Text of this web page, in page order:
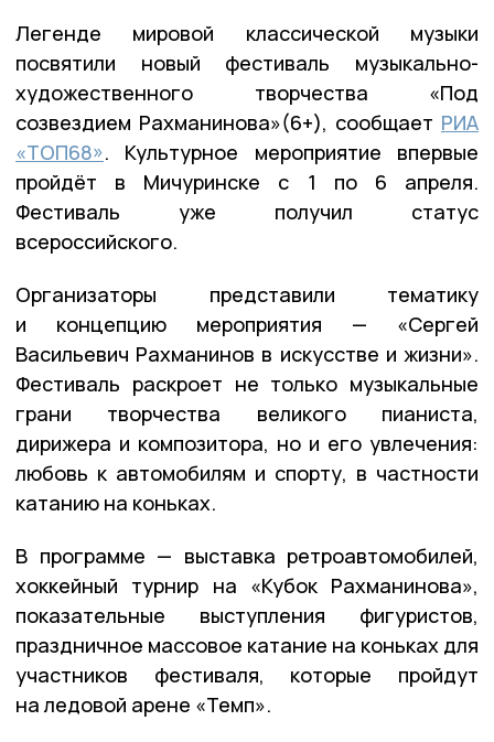
Легенде мировой классической музыки
посвятили новый фестиваль музыкально-
художественного творчества «Под
созвездием Рахманинова»(6+), сообщает РИА
«ТОП68». Культурное мероприятие впервые
пройдёт в Мичуринске с 1 по 6 апреля.
Фестиваль уже получил статус
всероссийского.
Организаторы представили тематику
и концепцию мероприятия — «Сергей
Васильевич Рахманинов в искусстве и жизни».
Фестиваль раскроет не только музыкальные
грани творчества великого пианиста,
дирижера и композитора, но и его увлечения:
любовь к автомобилям и спорту, в частности
катанию на коньках.
В программе — выставка ретроавтомобилей,
хоккейный турнир на «Кубок Рахманинова»,
показательные выступления фигуристов,
праздничное массовое катание на коньках для
участников фестиваля, которые пройдут
на ледовой арене «Темп».